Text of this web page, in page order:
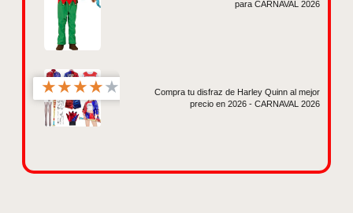
para CARNAVAL 2026
★★★★★
Compra tu disfraz de Harley Quinn al mejor
precio en 2026 - CARNAVAL 2026